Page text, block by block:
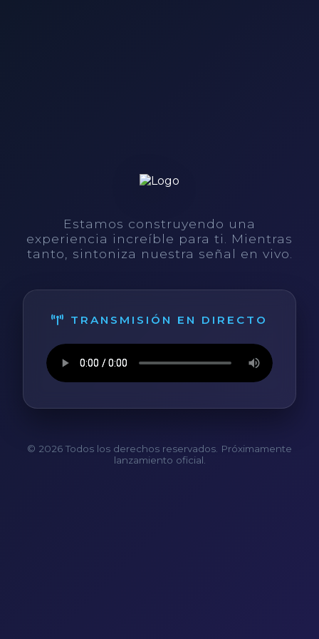
Estamos construyendo una
experiencia increíble para ti. Mientras
tanto, sintoniza nuestra señal en vivo.
TRANSMISIÓN EN DIRECTO
© 2026 Todos los derechos reservados. Próximamente
lanzamiento oficial.